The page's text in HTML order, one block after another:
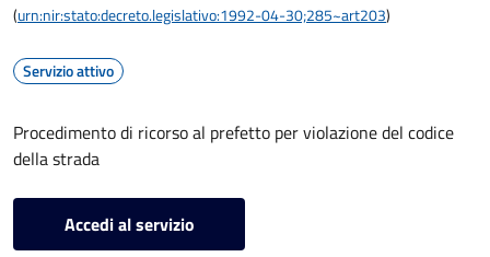
(urn:nir:stato:decreto.legislativo:1992-04-30;285~art203)
Servizio attivo
Procedimento di ricorso al prefetto per violazione del codice
della strada
Accedi al servizio